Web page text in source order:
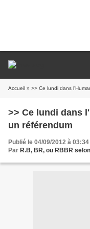
Accueil » >> Ce lundi dans
>> Ce lundi dans
un référendum
Publié le 04/09/2012 à 03:34
Par R.B, BR, ou RBBR